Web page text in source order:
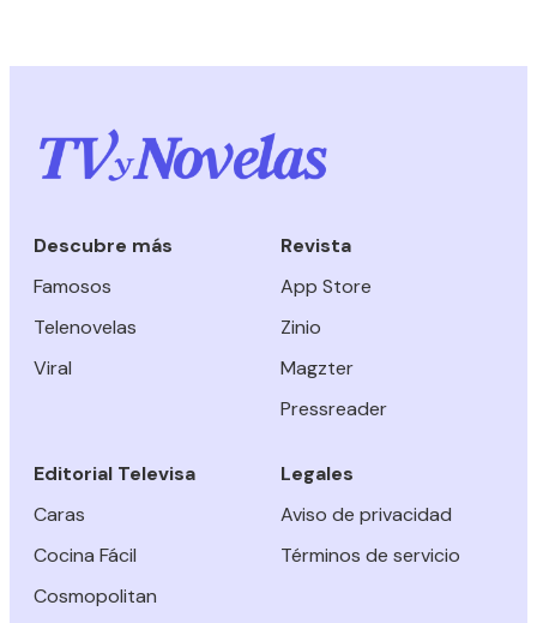
Descubre más
Famosos
Telenovelas
Viral
Revista
App Store
Zinio
Magzter
Pressreader
Editorial Televisa
Caras
Cocina Fácil
Cosmopolitan
Legales
Aviso de privacidad
Términos de servicio